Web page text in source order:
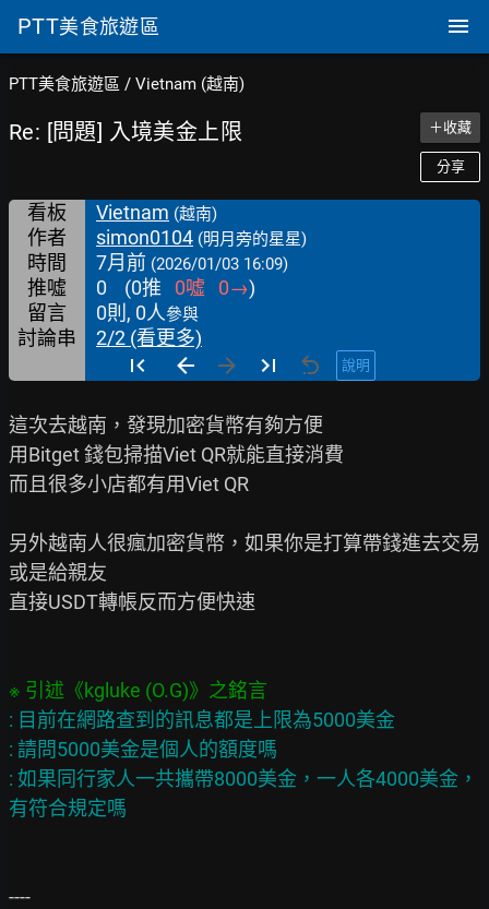
PTT美食旅遊區
PTT美食旅遊區 / Vietnam (越南)
Re: [問題] 入境美金上限 ＋收藏
分享
看板 Vietnam (越南)
作者 simon0104 (明月旁的星星)
時間 7月前 (2026/01/03 16:09)
推噓 0 (0推 0噓 0→)
留言
0則, 0人參與
討論串 2/2 (看更多)
說明
這次去越南，發現加密貨幣有夠方便
用Bitget 錢包掃描Viet QR就能直接消費
而且很多小店都有用Viet QR
另外越南人很瘋加密貨幣，如果你是打算帶錢進去交易
或是給親友
直接USDT轉帳反而方便快速
: 目前在網路查到的訊息都是上限為5000美金
: 請問5000美金是個人的額度嗎
: 如果同行家人一共攜帶8000美金，一人各4000美金，
----